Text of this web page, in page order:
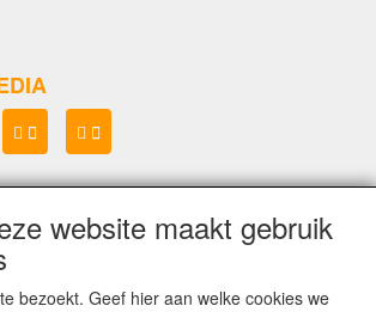
Lenianel v.o.f.
website maakt gebruik
bezoekt. Geef hier aan welke cookies we